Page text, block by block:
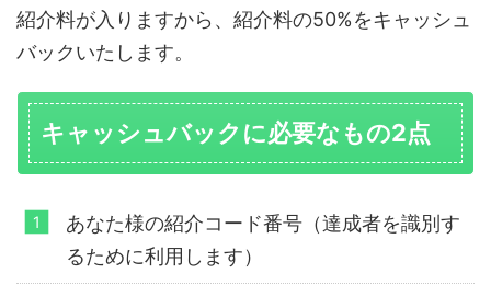
紹介料が入りますから、紹介料の50%をキャッシュ
バックいたします。
キャッシュバックに必要なもの2点
あなた様の紹介コード番号（達成者を識別す
るために利用します）